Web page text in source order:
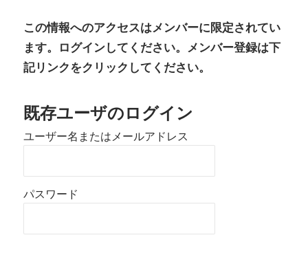
この情報へのアクセスはメンバーに限定されてい
ます。ログインしてください。メンバー登録は下
記リンクをクリックしてください。
既存ユーザのログイン
ユーザー名またはメールアドレス
パスワード